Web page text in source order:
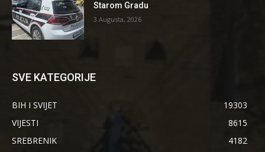
Starom Gradu
3 Augusta, 2026
SVE KATEGORIJE
BIH I SVIJET
19303
VIJESTI
8615
SREBRENIK
4182